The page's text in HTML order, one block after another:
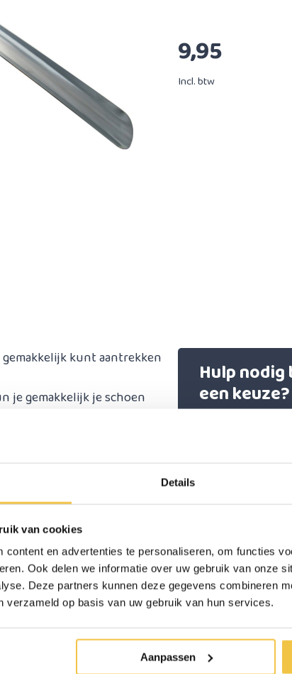
Details
van cookies
content en advertenties te personaliseren, om functies
Ook delen we informatie over uw gebruik van onze
Deze partners kunnen deze gegevens combineren
verzameld op basis van uw gebruik van hun services.
Aanpassen
9,95
Incl. btw
kunt aantrekken
je gemakkelijk je schoen
Hulp nodig
een keuze?
Reviews
Jasper
Stevig en handig. Ik
Rob R